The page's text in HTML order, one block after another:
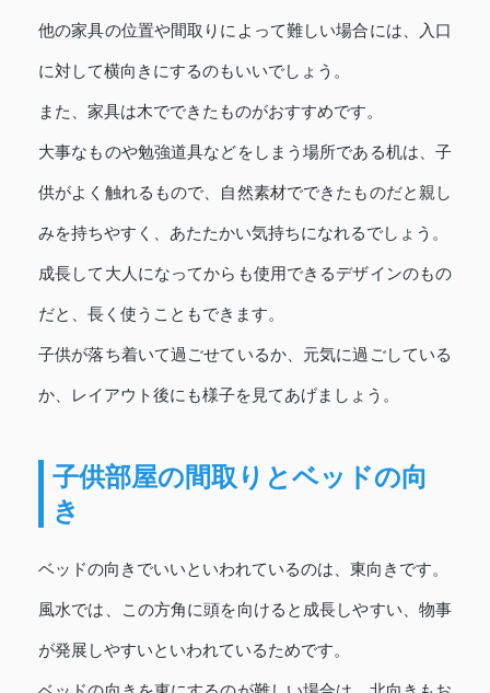
他の家具の位置や間取りによって難しい場合には、入口
に対して横向きにするのもいいでしょう。
また、家具は木でできたものがおすすめです。
大事なものや勉強道具などをしまう場所である机は、子
供がよく触れるもので、自然素材でできたものだと親し
みを持ちやすく、あたたかい気持ちになれるでしょう。
成長して大人になってからも使用できるデザインのもの
だと、長く使うこともできます。
子供が落ち着いて過ごせているか、元気に過ごしている
か、レイアウト後にも様子を見てあげましょう。
子供部屋の間取りとベッドの向
き
ベッドの向きでいいといわれているのは、東向きです。
風水では、この方角に頭を向けると成長しやすい、物事
が発展しやすいといわれているためです。